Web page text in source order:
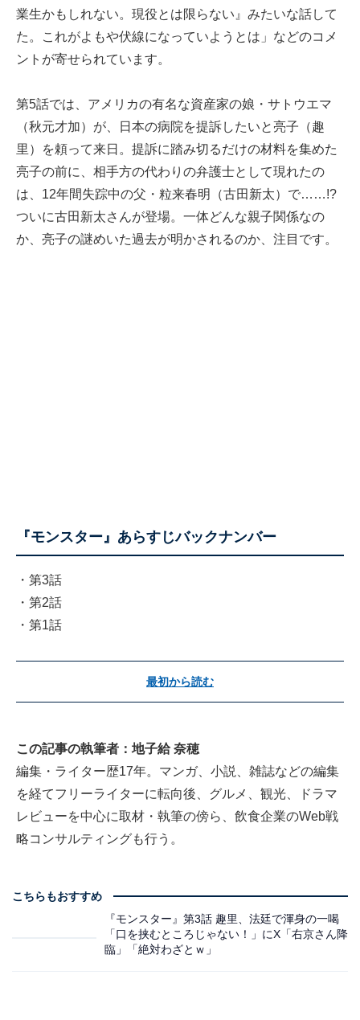
業生かもしれない。現役とは限らない』みたいな話して
た。これがよもや伏線になっていようとは」などのコメ
ントが寄せられています。
第5話では、アメリカの有名な資産家の娘・サトウエマ
（秋元才加）が、日本の病院を提訴したいと亮子（趣
里）を頼って来日。提訴に踏み切るだけの材料を集めた
亮子の前に、相手方の代わりの弁護士として現れたの
は、12年間失踪中の父・粒来春明（古田新太）で……!?
ついに古田新太さんが登場。一体どんな親子関係なの
か、亮子の謎めいた過去が明かされるのか、注目です。
『モンスター』あらすじバックナンバー
・ 第3話
・ 第2話
・ 第1話
最初から読む
この記事の執筆者：地子給 奈穂
編集・ライター歴17年。マンガ、小説、雑誌などの編集
を経てフリーライターに転向後、グルメ、観光、ドラマ
レビューを中心に取材・執筆の傍ら、飲食企業のWeb戦
略コンサルティングも行う。
こちらもおすすめ
『モンスター』第3話 趣里、法廷で渾身の一喝
「口を挟むところじゃない！」にX「右京さん降
臨」「絶対わざとｗ」